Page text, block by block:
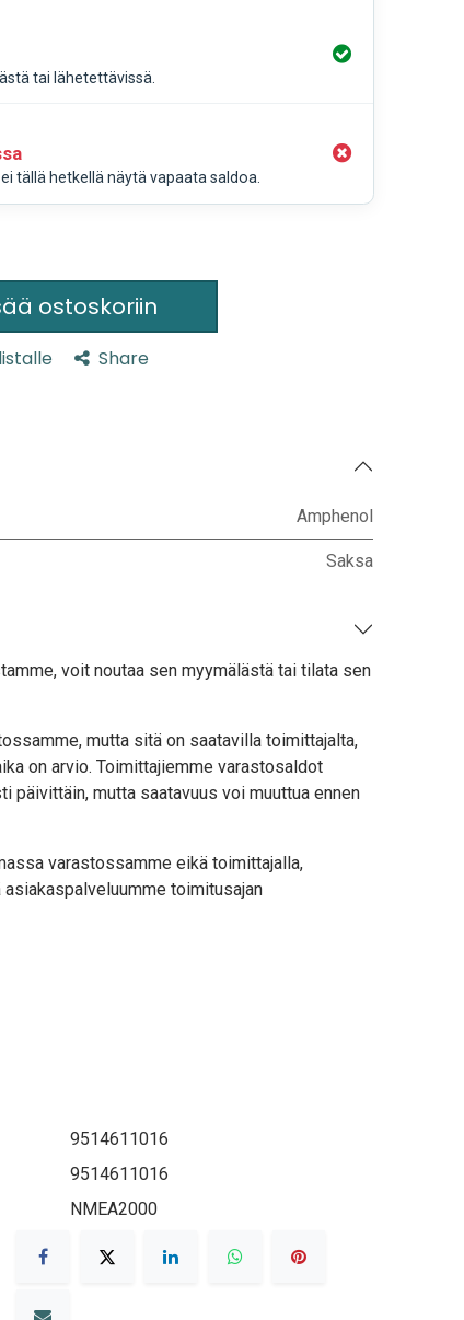
tai lähetettävissä.
tällä hetkellä näytä vapaata saldoa.
ostoskoriin
Share
Amphenol
Saksa
voit noutaa sen myymälästä tai tilata sen
mutta sitä on saatavilla toimittajalta,
on arvio. Toimittajiemme varastosaldot
päivittäin, mutta saatavuus voi muuttua ennen
varastossamme eikä toimittajalla,
toimitusajan
9514611016
9514611016
NMEA2000